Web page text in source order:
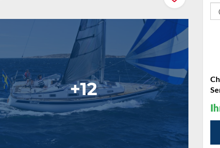
+12